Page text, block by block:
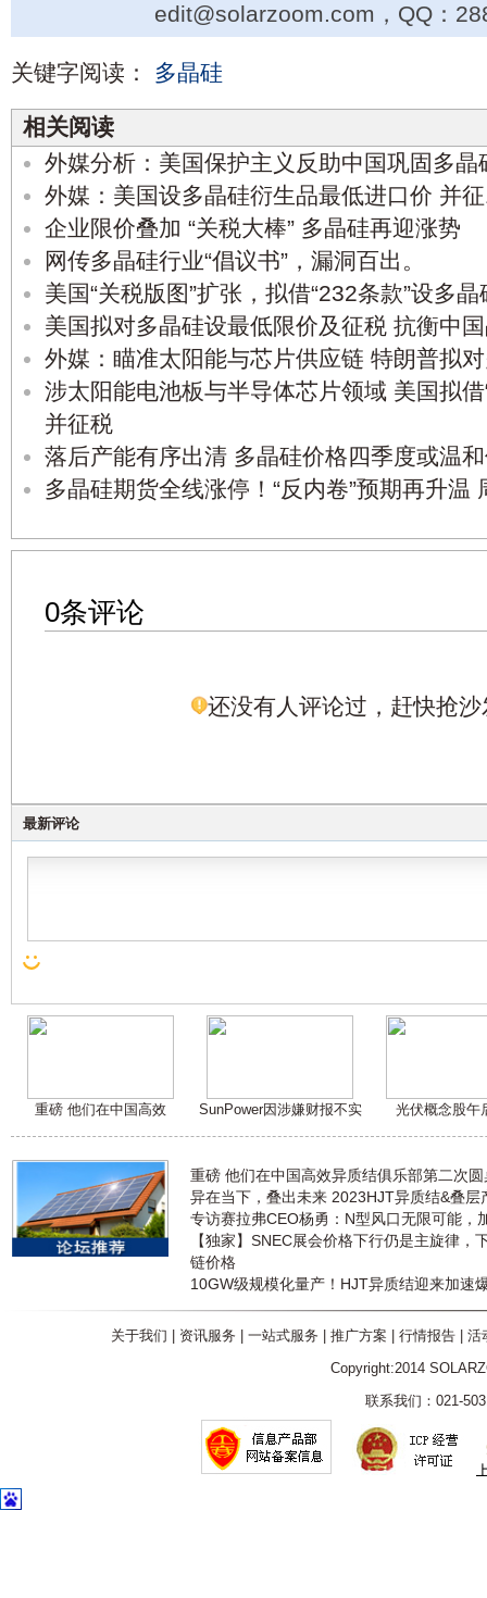
edit@solarzoom.com，QQ：
关键字阅读： 多晶硅
相关阅读
外媒分析：美国保护主义反助中国巩固多晶
外媒：美国设多晶硅衍生品最低进口价 并
企业限价叠加 “关税大棒” 多晶硅再迎涨势
网传多晶硅行业“倡议书”，漏洞百出。
美国“关税版图”扩张，拟借“232条款”设多
美国拟对多晶硅设最低限价及征税 抗衡中
外媒：瞄准太阳能与芯片供应链 特朗普拟
涉太阳能电池板与半导体芯片领域 美国拟
并征税
落后产能有序出清 多晶硅价格四季度或温
多晶硅期货全线涨停！“反内卷”预期再升温
0条评论
还没有人评论过，赶快抢沙
最新评论
重磅 他们在中国高效 SunPower因涉嫌财报不实 光伏概念股午
重磅 他们在中国高效异质结俱乐部第二次
异在当下，叠出未来 2023HJT异质结&叠层
专访赛拉弗CEO杨勇：N型风口无限可能，
【独家】SNEC展会价格下行仍是主旋律，
链价格
10GW级规模化量产！HJT异质结迎来加速
关于我们 资讯服务 一站式服务 推广方案 行情报告| 活
Copyright:2014
联系我们：021-